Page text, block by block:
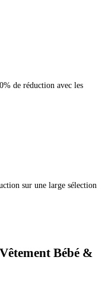
de réduction avec les
sur une large sélection
Bébé &